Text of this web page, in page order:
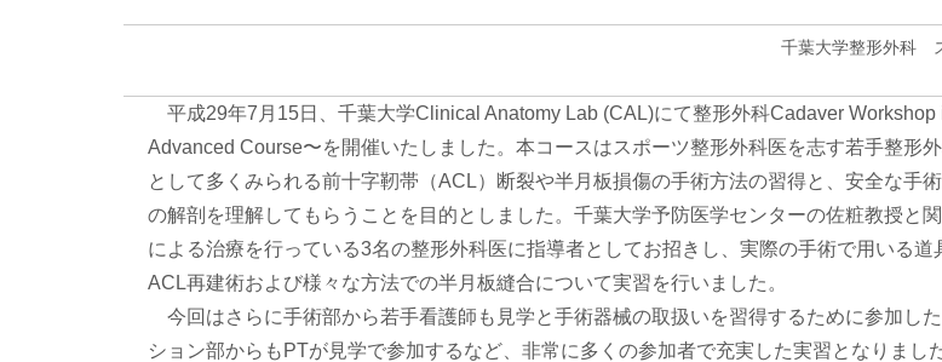
千葉大学整形外科
平成29年7月15日、千葉大学Clinical Anatomy Lab (CAL)にて整形外科Cadaver Workshop
Advanced Course〜を開催いたしました。本コースはスポーツ整形外科医を志す若手整形
として多くみられる前十字靭帯（ACL）断裂や半月板損傷の手術方法の習得と、安全な手
の解剖を理解してもらうことを目的としました。千葉大学予防医学センターの佐粧教授と
による治療を行っている3名の整形外科医に指導者としてお招きし、実際の手術で用いる道
ACL再建術および様々な方法での半月板縫合について実習を行いました。
今回はさらに手術部から若手看護師も見学と手術器械の取扱いを習得するために参加し
ション部からもPTが見学で参加するなど、非常に多くの参加者で充実した実習となりまし